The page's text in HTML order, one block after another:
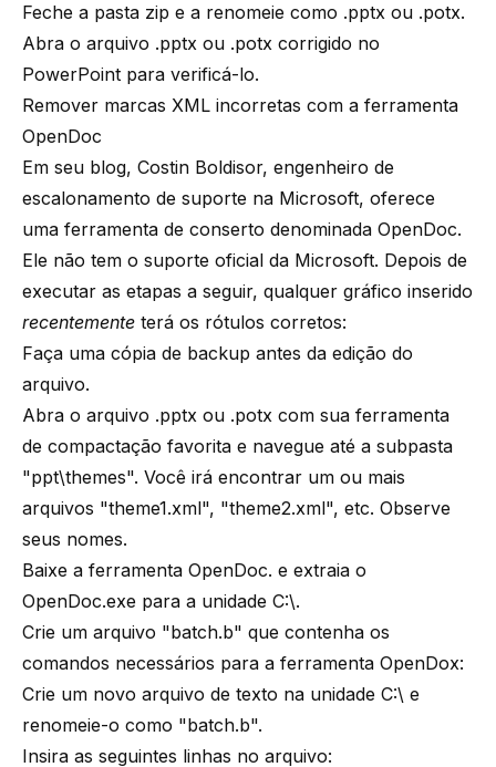
Feche a pasta zip e a renomeie como .pptx ou .potx.
Abra o arquivo .pptx ou .potx corrigido no
PowerPoint para verificá-lo.
Remover marcas XML incorretas com a ferramenta
OpenDoc
Em seu blog, Costin Boldisor, engenheiro de
escalonamento de suporte na Microsoft, oferece
uma ferramenta de conserto denominada OpenDoc.
Ele não tem o suporte oficial da Microsoft. Depois de
executar as etapas a seguir, qualquer gráfico inserido
recentemente terá os rótulos corretos:
Faça uma cópia de backup antes da edição do
arquivo.
Abra o arquivo .pptx ou .potx com sua ferramenta
de compactação favorita e navegue até a subpasta
"ppt\themes". Você irá encontrar um ou mais
arquivos "theme1.xml", "theme2.xml", etc. Observe
seus nomes.
Baixe a ferramenta OpenDoc. e extraia o
OpenDoc.exe para a unidade C:\.
Crie um arquivo "batch.b" que contenha os
comandos necessários para a ferramenta OpenDox:
Crie um novo arquivo de texto na unidade C:\ e
renomeie-o como "batch.b".
Insira as seguintes linhas no arquivo: